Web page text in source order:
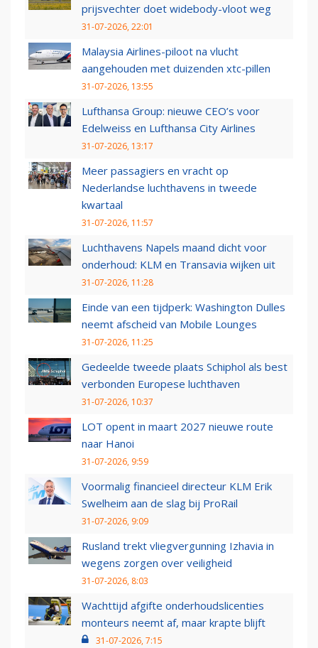
prijsvechter doet widebody-vloot weg
31-07-2026, 22:01
Malaysia Airlines-piloot na vlucht
aangehouden met duizenden xtc-pillen
31-07-2026, 13:55
Lufthansa Group: nieuwe CEO’s voor
Edelweiss en Lufthansa City Airlines
31-07-2026, 13:17
Meer passagiers en vracht op
Nederlandse luchthavens in tweede
kwartaal
31-07-2026, 11:57
Luchthavens Napels maand dicht voor
onderhoud: KLM en Transavia wijken uit
31-07-2026, 11:28
Einde van een tijdperk: Washington Dulles
neemt afscheid van Mobile Lounges
31-07-2026, 11:25
Gedeelde tweede plaats Schiphol als best
verbonden Europese luchthaven
31-07-2026, 10:37
LOT opent in maart 2027 nieuwe route
naar Hanoi
31-07-2026, 9:59
Voormalig financieel directeur KLM Erik
Swelheim aan de slag bij ProRail
31-07-2026, 9:09
Rusland trekt vliegvergunning Izhavia in
wegens zorgen over veiligheid
31-07-2026, 8:03
Wachttijd afgifte onderhoudslicenties
monteurs neemt af, maar krapte blijft
31-07-2026, 7:15